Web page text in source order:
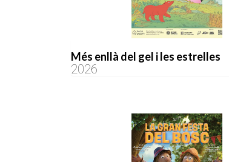
Més enllà del gel i les estrelles
2026